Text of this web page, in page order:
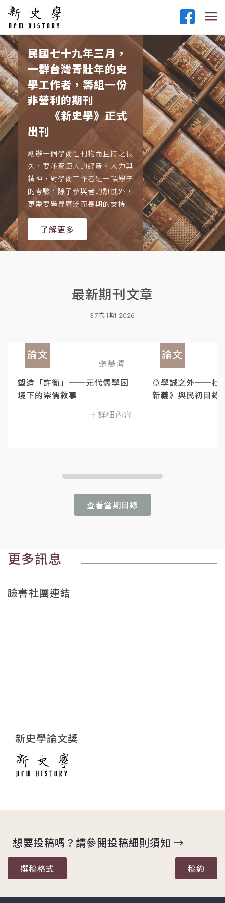
民國七十九年三月，
一群台灣青壯年的史
學工作者，籌組一份
非營利的期刊
──《新史學》正式
出刊
創辦一個學術性刊物而且持之長
久，要耗費鉅大的經費、人力與
精神，對學術工作者是一項艱辛
的考驗，除了參與者的熱忱外，
更需要學界廣泛而長期的支持
了解更多
最新期刊文章
37卷1期 2026
論文
張慧清
塑造「許衡」──元代儒學困
境下的崇儒敘事
＋詳細內容
論文
章學誠之外──杜
新義》與民初目錄
查看當期目錄
更多訊息
臉書社團連結
新史學論文獎
想要投稿嗎？請參閱投稿細則須知 →
撰稿格式 稿約